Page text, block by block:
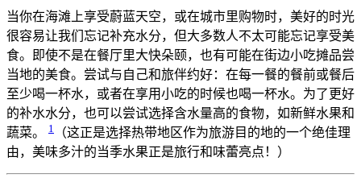
当你在海滩上享受蔚蓝天空，或在城市里购物时，美好的时光
很容易让我们忘记补充水分，但大多数人不太可能忘记享受美
食。即使不是在餐厅里大快朵颐，也有可能在街边小吃摊品尝
当地的美食。尝试与自己和旅伴约好：在每一餐的餐前或餐后
至少喝一杯水，或者在享用小吃的时候也喝一杯水。为了更好
的补水水分，也可以尝试选择含水量高的食物，如新鲜水果和
蔬菜。
1
（这正是选择热带地区作为旅游目的地的一个绝佳理
由，美味多汁的当季水果正是旅行和味蕾亮点！）